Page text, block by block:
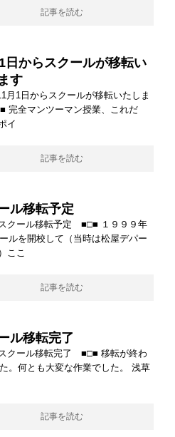
記事を読む
日からスクールが移転い
す
1日からスクールが移転いたしま
全マンツーマン授業、これだ
イ
記事を読む
ル移転予定
ール移転予定 ■□■ １９９９年
ルを開校して（当時は松屋デパー
ここ
記事を読む
ル移転完了
ール移転完了 ■□■ 移転が終わ
。何とも大変な作業でした。 浅草
記事を読む